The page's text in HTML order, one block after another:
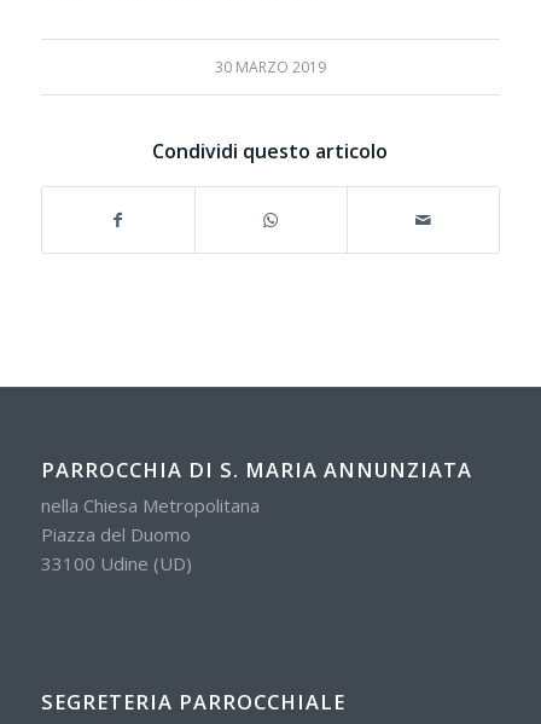
30 MARZO 2019
Condividi questo articolo
PARROCCHIA DI S. MARIA ANNUNZIATA
nella Chiesa Metropolitana
Piazza del Duomo
33100 Udine (UD)
SEGRETERIA PARROCCHIALE